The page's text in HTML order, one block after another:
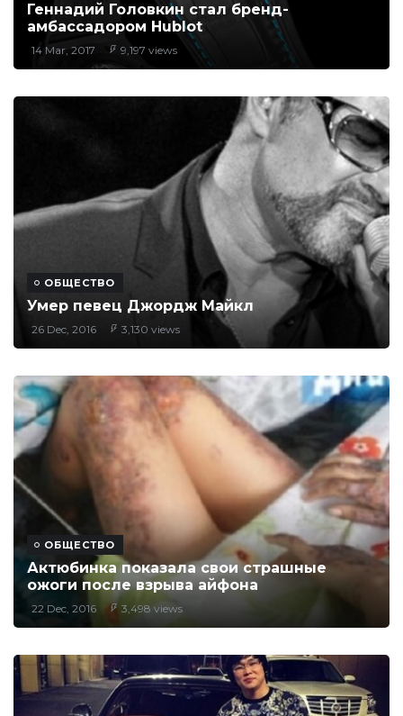
Геннадий Головкин стал бренд-
амбассадором Hublot
14 Mar, 2017 9,197 views
ОБЩЕСТВО
Умер певец Джордж Майкл
26 Dec, 2016 3,130 views
ОБЩЕСТВО
Актюбинка показала свои страшные
ожоги после взрыва айфона
22 Dec, 2016 3,498 views